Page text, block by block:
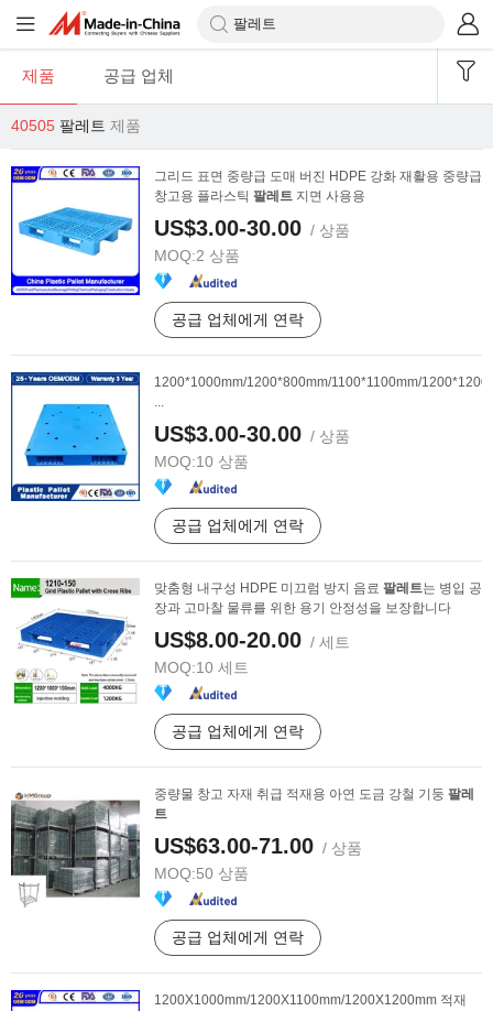
제품 공급 업체
40505 팔레트 제품
그리드 표면 중량급 도매 버진 HDPE 강화 재활용 중량급
창고용 플라스틱 팔레트 지면 사용용
US$3.00-30.00 / 상품
MOQ:2 상품
공급 업체에게 연락
1200*1000mm/1200*800mm/1100*1100mm/
...
US$3.00-30.00 / 상품
MOQ:10 상품
공급 업체에게 연락
맞춤형 내구성 HDPE 미끄럼 방지 음료 팔레트는 병입 공
장과 고마찰 물류를 위한 용기 안정성을 보장합니다
US$8.00-20.00 / 세트
MOQ:10 세트
공급 업체에게 연락
중량물 창고 자재 취급 적재용 아연 도금 강철 기둥 팔레
트
US$63.00-71.00 / 상품
MOQ:50 상품
공급 업체에게 연락
1200X1000mm/1200X1100mm/1200X1200mm 적재